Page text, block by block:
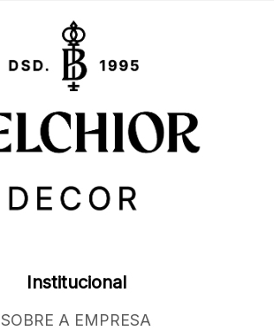
Institucional
SOBRE A EMPRESA